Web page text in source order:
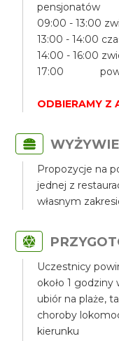
pensjonatów
09:00 - 13:00
13:00 - 14:00
14:00 - 16:00
17:00
ODBIERAMY Z
Propozycje na
jednej z
własnym
Uczestnicy
około 1
ubiór na plaże,
choroby
kierunku